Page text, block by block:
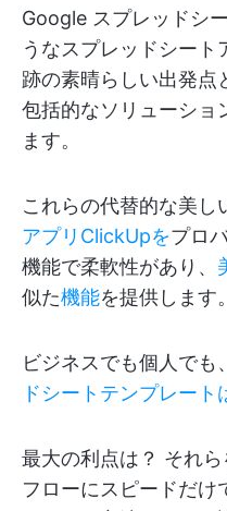
Google スプレッドシ
うなスプレッドシート
跡の素晴らしい出発点
包括的なソリューショ
ます。
これらの代替的な美し
アプリClickUpをプロ
機能で柔軟性があり、
似た機能を提供します。
ビジネスでも個人でも
ドシートテンプレート
最大の利点は？ それ
フローにスピードだけ